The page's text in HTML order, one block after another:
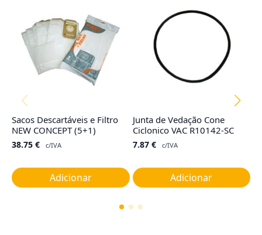
Sacos Descartáveis e Filtro
NEW CONCEPT (5+1)
38.75 € c/IVA
Adicionar
Junta de Vedação Cone
Ciclonico VAC R10142-SC
7.87 € c/IVA
Adicionar